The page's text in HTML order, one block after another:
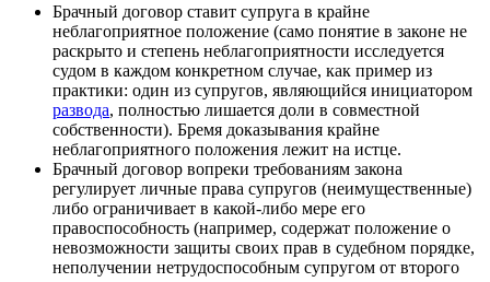
Брачный договор ставит супруга в крайне
неблагоприятное положение (само понятие в законе не
раскрыто и степень неблагоприятности исследуется
судом в каждом конкретном случае, как пример из
практики: один из супругов, являющийся инициатором
развода, полностью лишается доли в совместной
собственности). Бремя доказывания крайне
неблагоприятного положения лежит на истце.
Брачный договор вопреки требованиям закона
регулирует личные права супругов (неимущественные)
либо ограничивает в какой-либо мере его
правоспособность (например, содержат положение о
невозможности защиты своих прав в судебном порядке,
неполучении нетрудоспособным супругом от второго